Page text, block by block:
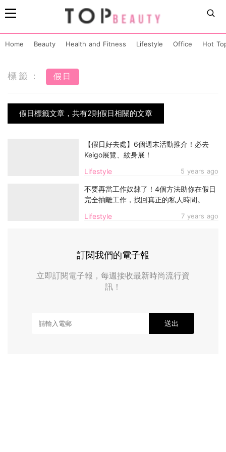
Home Beauty Health and Fitness Lifestyle Office Hot
標籤： 假日
假日標籤文章，共有2則假日相關的文章
Lifestyle 5 years ago
【假日好去處】6個週末活動推介！必去
Keigo展覽、紋身展！
Lifestyle 7 years ago
不要再當工作奴隸了！4個方法助你在假日
完全抽離工作，找回真正的私人時間。
訂閱我們的電子報
立即訂閱電子報，每週接收最新時尚流行資
訊！
送出